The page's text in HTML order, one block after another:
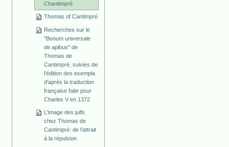
Chantimpré
Thomas of Cantimpré
Recherches sur le
"Bonum universale
de apibus" de
Thomas de
Cantimpré, suivies de
l'édition des exempla
d'après la traduction
française faite pour
Charles V en 1372
L'image des juifs
chez Thomas de
Cantimpré: de l'attrait
à la répulsion